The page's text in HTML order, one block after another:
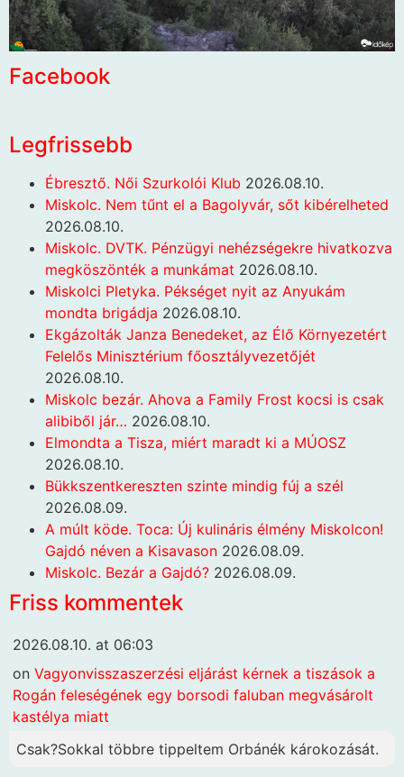
Facebook
Legfrissebb
Ébresztő. Női Szurkolói Klub 2026.08.10.
Miskolc. Nem tűnt el a Bagolyvár, sőt kibérelheted
2026.08.10.
Miskolc. DVTK. Pénzügyi nehézségekre hivatkozva
megköszönték a munkámat 2026.08.10.
Miskolci Pletyka. Pékséget nyit az Anyukám
mondta brigádja 2026.08.10.
Ekgázolták Janza Benedeket, az Élő Környezetért
Felelős Minisztérium főosztályvezetőjét
2026.08.10.
Miskolc bezár. Ahova a Family Frost kocsi is csak
alibiből jár… 2026.08.10.
Elmondta a Tisza, miért maradt ki a MÚOSZ
2026.08.10.
Bükkszentkereszten szinte mindig fúj a szél
2026.08.09.
A múlt köde. Toca: Új kulináris élmény Miskolcon!
Gajdó néven a Kisavason 2026.08.09.
Miskolc. Bezár a Gajdó? 2026.08.09.
Friss kommentek
2026.08.10. at 06:03
on Vagyonvisszaszerzési eljárást kérnek a tiszások a
Rogán feleségének egy borsodi faluban megvásárolt
kastélya miatt
Csak?Sokkal többre tippeltem Orbánék károkozását.